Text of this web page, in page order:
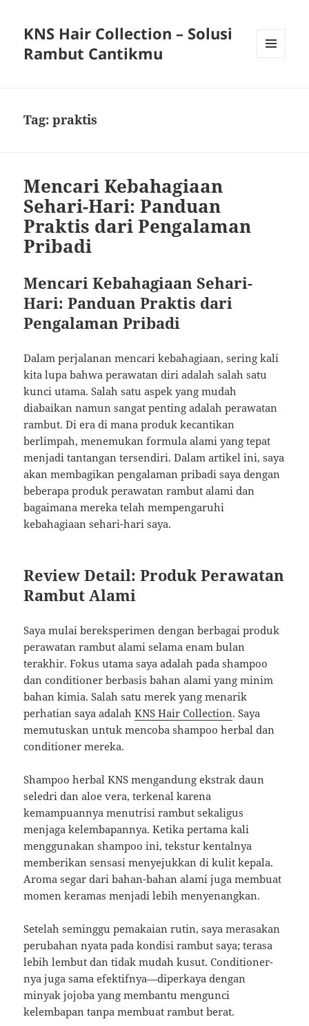
KNS Hair Collection – Solusi
Rambut Cantikmu
Tag:praktis
Mencari Kebahagiaan
Sehari-Hari: Panduan
Praktis dari Pengalaman
Pribadi
Mencari Kebahagiaan Sehari-
Hari: Panduan Praktis dari
Pengalaman Pribadi
Dalam perjalanan mencari kebahagiaan, sering kali
kita lupa bahwa perawatan diri adalah salah satu
kunci utama. Salah satu aspek yang mudah
diabaikan namun sangat penting adalah perawatan
rambut. Di era di mana produk kecantikan
berlimpah, menemukan formula alami yang tepat
menjadi tantangan tersendiri. Dalam artikel ini, saya
akan membagikan pengalaman pribadi saya dengan
beberapa produk perawatan rambut alami dan
bagaimana mereka telah mempengaruhi
kebahagiaan sehari-hari saya.
Review Detail: Produk Perawatan
Rambut Alami
Saya mulai bereksperimen dengan berbagai produk
perawatan rambut alami selama enam bulan
terakhir. Fokus utama saya adalah pada shampoo
dan conditioner berbasis bahan alami yang minim
bahan kimia. Salah satu merek yang menarik
perhatian saya adalahKNS Hair Collection. Saya
memutuskan untuk mencoba shampoo herbal dan
conditioner mereka.
Shampoo herbal KNS mengandung ekstrak daun
seledri dan aloe vera, terkenal karena
kemampuannya menutrisi rambut sekaligus
menjaga kelembapannya. Ketika pertama kali
menggunakan shampoo ini, tekstur kentalnya
memberikan sensasi menyejukkan di kulit kepala.
Aroma segar dari bahan-bahan alami juga membuat
momen keramas menjadi lebih menyenangkan.
Setelah seminggu pemakaian rutin, saya merasakan
perubahan nyata pada kondisi rambut saya; terasa
lebih lembut dan tidak mudah kusut. Conditioner-
nya juga sama efektifnya—diperkaya dengan
minyak jojoba yang membantu mengunci
kelembapan tanpa membuat rambut berat.